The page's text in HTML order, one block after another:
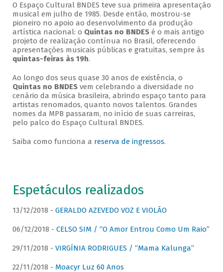
O Espaço Cultural BNDES teve sua primeira apresentação
musical em julho de 1985. Desde então, mostrou-se
pioneiro no apoio ao desenvolvimento da produção
artística nacional: o Quintas no BNDESé o mais antigo
projeto de realização contínua no Brasil, oferecendo
apresentações musicais públicas e gratuitas, sempre às
quintas-feiras às 19h.
Ao longo dos seus quase 30 anos de existência, o
Quintas no BNDESvem celebrando a diversidade no
cenário da música brasileira, abrindo espaço tanto para
artistas renomados, quanto novos talentos. Grandes
nomes da MPB passaram, no início de suas carreiras,
pelo palco do Espaço Cultural BNDES.
Saiba como funciona a reserva de ingressos.
Espetáculos realizados
13/12/2018 - GERALDO AZEVEDO VOZ E VIOLÃO
06/12/2018 - CELSO SIM / “O Amor Entrou Como Um Raio”
29/11/2018 - VIRGÍNIA RODRIGUES / “Mama Kalunga”
22/11/2018 - Moacyr Luz 60 Anos